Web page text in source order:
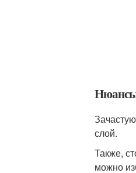
Нюансы
слой.
Также,
можно